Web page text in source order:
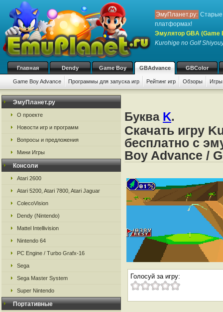
ЭмуПланет.ру: Старые
платформах!
Эмулятор GBA (Game
Kurohige no Golf
Главная Dendy Game Boy GBAdvance GBColor
Game Boy Advance Программы для запуска игр Рейтинг игр Обзоры
ЭмуПланет.ру
О проекте
Новости игр и программ
Вопросы и предложения
Мини Игры
Консоли
Atari 2600
Atari 5200, Atari 7800, Atari Jaguar
ColecoVision
Dendy (Nintendo)
Mattel Intellivision
Nintendo 64
PC Engine / Turbo Grafx-16
Sega
Sega Master System
Super Nintendo
Портативные
Буква K.
Скачать игру
бесплатно с
Boy Advance /
Голосуй за игру: